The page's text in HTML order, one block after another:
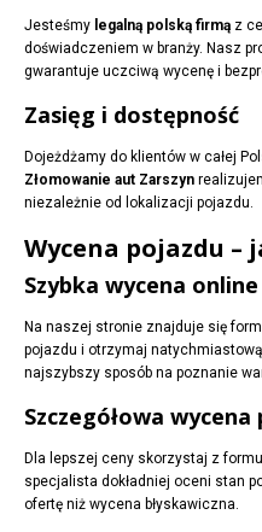
Jesteśmy legalną polską firmą z
doświadczeniem w branży. Nasz
gwarantuje uczciwą wycenę i
Zasięg i dostępność
Dojeżdżamy do klientów w całej
Złomowanie aut Zarszyn
niezależnie od lokalizacji pojazdu.
Wycena pojazdu –
Szybka wycena online
Na naszej stronie znajduje się
pojazdu i otrzymaj
najszybszy sposób na poznanie
Szczegółowa
Dla lepszej ceny skorzystaj z
specjalista dokładniej oceni stan
ofertę niż wycena błyskawiczna.